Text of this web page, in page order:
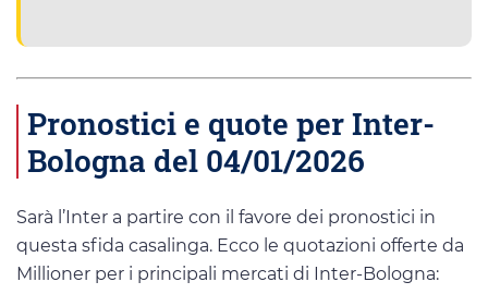
Pronostici e quote per Inter-
Bologna del 04/01/2026
Sarà l’Inter a partire con il favore dei pronostici in
questa sfida casalinga. Ecco le quotazioni offerte da
Millioner per i principali mercati di Inter-Bologna: